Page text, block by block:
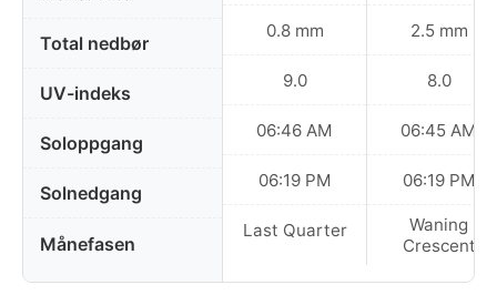
Total nedbør
UV-indeks
Soloppgang
Solnedgang
Månefasen
0.8 mm
9.0
06:46 AM
06:19 PM
Last Quarter
2.5 mm
8.0
06:45 AM
06:19 PM
Waning
Crescent